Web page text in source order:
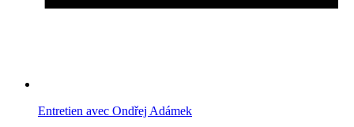
Entretien avec Ondřej Adámek